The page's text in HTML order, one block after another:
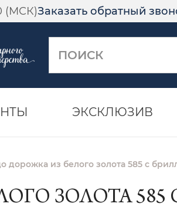
(МСК)Заказать обратный
ЭКСКЛЮЗИВ
дорожка из белого золота 585 с
ЗОЛОТА 585